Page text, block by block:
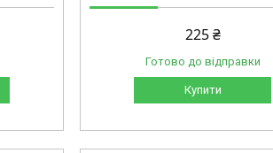
225 ₴
Готово до відправки
Купити